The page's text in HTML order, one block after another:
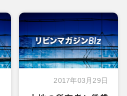
2017年03月29日